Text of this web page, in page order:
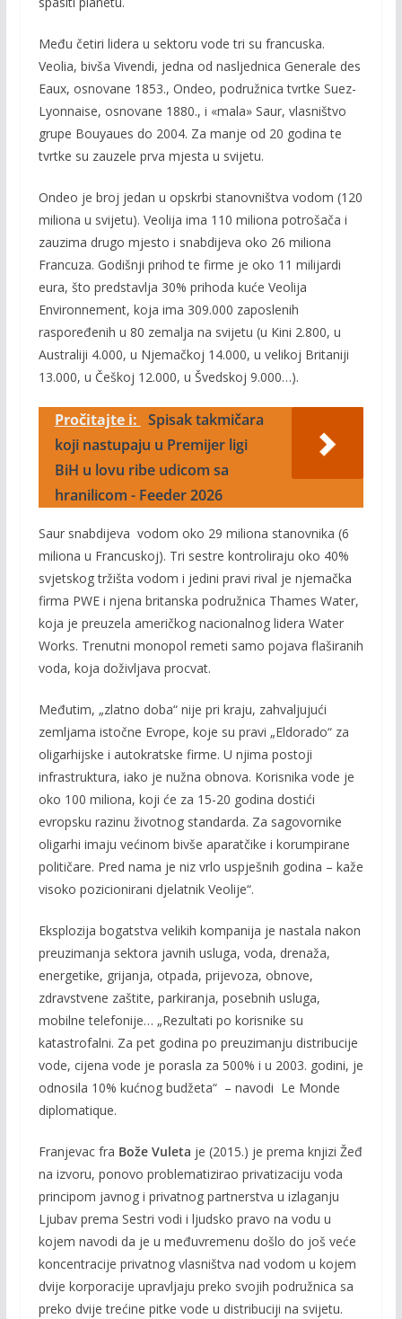
Među četiri lidera u sektoru vode tri su francuska.
Veolia, bivša Vivendi, jedna od nasljednica Generale des
Eaux, osnovane 1853., Ondeo, podružnica tvrtke Suez-
Lyonnaise, osnovane 1880., i «mala» Saur, vlasništvo
grupe Bouyaues do 2004. Za manje od 20 godina te
tvrtke su zauzele prva mjesta u svijetu.
Ondeo je broj jedan u opskrbi stanovništva vodom (120
miliona u svijetu). Veolija ima 110 miliona potrošača i
zauzima drugo mjesto i snabdijeva oko 26 miliona
Francuza. Godišnji prihod te firme je oko 11 milijardi
eura, što predstavlja 30% prihoda kuće Veolija
Environnement, koja ima 309.000 zaposlenih
raspoređenih u 80 zemalja na svijetu (u Kini 2.800, u
Australiji 4.000, u Njemačkoj 14.000, u velikoj Britaniji
13.000, u Češkoj 12.000, u Švedskoj 9.000…).
Pročitajte i: Spisak takmičara
koji nastupaju u Premijer ligi
BiH u lovu ribe udicom sa
hranilicom - Feeder 2026
Saur snabdijeva vodom oko 29 miliona stanovnika (6
miliona u Francuskoj). Tri sestre kontroliraju oko 40%
svjetskog tržišta vodom i jedini pravi rival je njemačka
firma PWE i njena britanska podružnica Thames Water,
koja je preuzela američkog nacionalnog lidera Water
Works. Trenutni monopol remeti samo pojava flaširanih
voda, koja doživljava procvat.
Međutim, „zlatno doba“ nije pri kraju, zahvaljujući
zemljama istočne Evrope, koje su pravi „Eldorado“ za
oligarhijske i autokratske firme. U njima postoji
infrastruktura, iako je nužna obnova. Korisnika vode je
oko 100 miliona, koji će za 15-20 godina dostići
evropsku razinu životnog standarda. Za sagovornike
oligarhi imaju većinom bivše aparatčike i korumpirane
političare. Pred nama je niz vrlo uspješnih godina – kaže
visoko pozicionirani djelatnik Veolije“.
Eksplozija bogatstva velikih kompanija je nastala nakon
preuzimanja sektora javnih usluga, voda, drenaža,
energetike, grijanja, otpada, prijevoza, obnove,
zdravstvene zaštite, parkiranja, posebnih usluga,
mobilne telefonije… „Rezultati po korisnike su
katastrofalni. Za pet godina po preuzimanju distribucije
vode, cijena vode je porasla za 500% i u 2003. godini, je
odnosila 10% kućnog budžeta“ – navodi Le Monde
diplomatique.
Franjevac fra Bože Vuleta je (2015.) je prema knjizi Žeđ
na izvoru, ponovo problematizirao privatizaciju voda
principom javnog i privatnog partnerstva u izlaganju
Ljubav prema Sestri vodi i ljudsko pravo na vodu u
kojem navodi da je u međuvremenu došlo do još veće
koncentracije privatnog vlasništva nad vodom u kojem
dvije korporacije upravljaju preko svojih podružnica sa
preko dvije trećine pitke vode u distribuciji na svijetu.